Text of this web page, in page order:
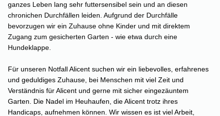
ganzes Leben lang sehr futtersensibel sein und an diesen
chronichen Durchfällen leiden. Aufgrund der Durchfälle
bevorzugen wir ein Zuhause ohne Kinder und mit direktem
Zugang zum gesicherten Garten - wie etwa durch eine
Hundeklappe.
Für unseren Notfall Alicent suchen wir ein liebevolles, erfahrenes
und geduldiges Zuhause, bei Menschen mit viel Zeit und
Verständnis für Alicent und gerne mit sicher eingezäuntem
Garten. Die Nadel im Heuhaufen, die Alicent trotz ihres
Handicaps, aufnehmen können. Wir wissen es ist viel Arbeit,